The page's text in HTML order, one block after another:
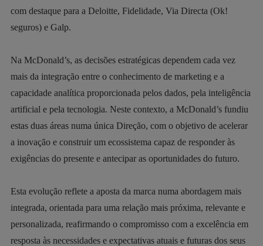
com destaque para a Deloitte, Fidelidade, Via Directa (Ok!
seguros) e Galp.
Na McDonald’s, as decisões estratégicas dependem cada vez
mais da integração entre o conhecimento de marketing e a
capacidade analítica proporcionada pelos dados, pela inteligência
artificial e pela tecnologia. Neste contexto, a McDonald’s fundiu
estas duas áreas numa única Direção, com o objetivo de acelerar
a inovação e construir um ecossistema capaz de responder às
exigências do presente e antecipar as oportunidades do futuro.
Esta evolução reflete a aposta da marca numa abordagem mais
integrada, orientada para uma relação mais próxima, relevante e
personalizada, reafirmando o compromisso com a excelência em
resposta às necessidades e expectativas atuais e futuras dos seus